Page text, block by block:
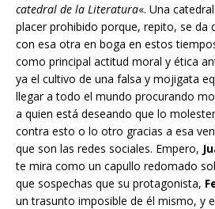
catedral de la Literatura«. Una
placer prohibido porque, repito, se da
con esa otra en boga en estos
como principal actitud moral y ética
ya el cultivo de una falsa y mojigata
llegar a todo el mundo procurando
a quien está deseando que lo
contra esto o lo otro gracias a esa
que son las redes sociales. Empero,
te mira como un capullo redomado
que sospechas que su protagonista,
un trasunto imposible de él mismo, y